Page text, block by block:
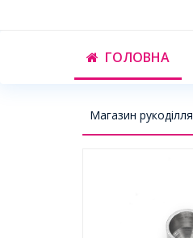
ГОЛОВНА
Магазин рукоділля